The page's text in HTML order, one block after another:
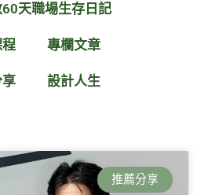
天職場生存日記
專欄文章
設計人生
推薦分享
頁
頁
面